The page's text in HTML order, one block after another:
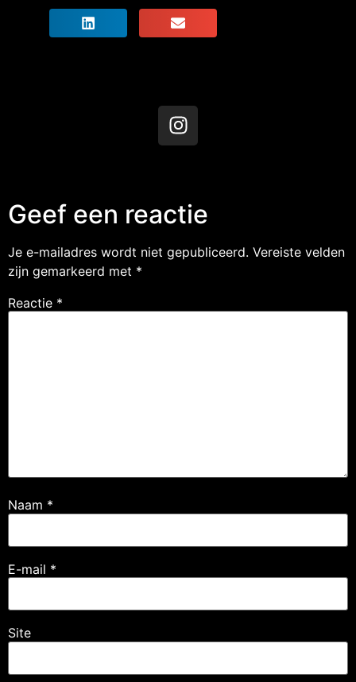
Geef een reactie
Je e-mailadres wordt niet gepubliceerd. Vereiste velden
zijn gemarkeerd met *
Reactie *
Naam *
E-mail *
Site